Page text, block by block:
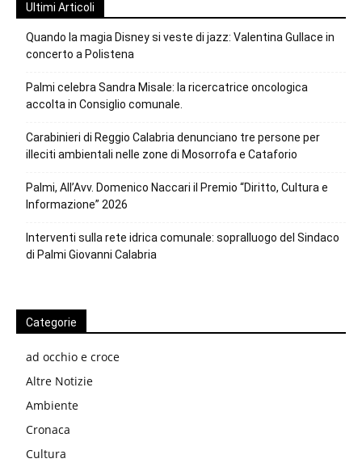
Ultimi Articoli
Quando la magia Disney si veste di jazz: Valentina Gullace in
concerto a Polistena
Palmi celebra Sandra Misale: la ricercatrice oncologica
accolta in Consiglio comunale.
Carabinieri di Reggio Calabria denunciano tre persone per
illeciti ambientali nelle zone di Mosorrofa e Cataforio
Palmi, All’Avv. Domenico Naccari il Premio “Diritto, Cultura e
Informazione” 2026
Interventi sulla rete idrica comunale: sopralluogo del Sindaco
di Palmi Giovanni Calabria
Categorie
ad occhio e croce
Altre Notizie
Ambiente
Cronaca
Cultura